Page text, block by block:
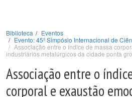
Biblioteca
Eventos
Evento: 45º Simpósio Internacional de
Associação entre o índice de massa
industriários metalúrgicos da cidade ponta
Associação entre o
corporal e exaustão